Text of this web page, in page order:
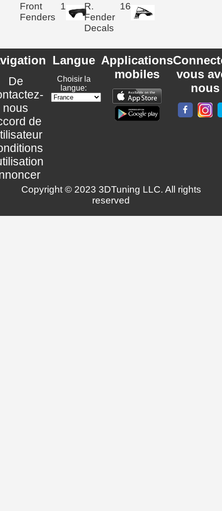
Front
Fenders
1
R.
Fender
Decals
16
De
nous
de
Langue
Choisir la
langue:
Applications
mobiles
vous
nous
Copyright © 2023 3DTuning LLC. All rights
reserved